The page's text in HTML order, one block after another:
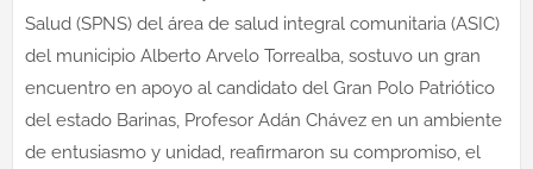
Salud (SPNS) del área de salud integral comunitaria (ASIC)
del municipio Alberto Arvelo Torrealba, sostuvo un gran
encuentro en apoyo al candidato del Gran Polo Patriótico
del estado Barinas, Profesor Adán Chávez en un ambiente
de entusiasmo y unidad, reafirmaron su compromiso, el